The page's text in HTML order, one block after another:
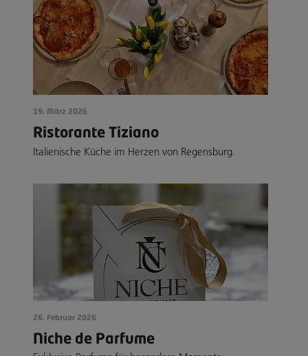
19. März 2026
Ristorante Tiziano
Italienische Küche im Herzen von Regensburg.
26. Februar 2026
Niche de Parfume